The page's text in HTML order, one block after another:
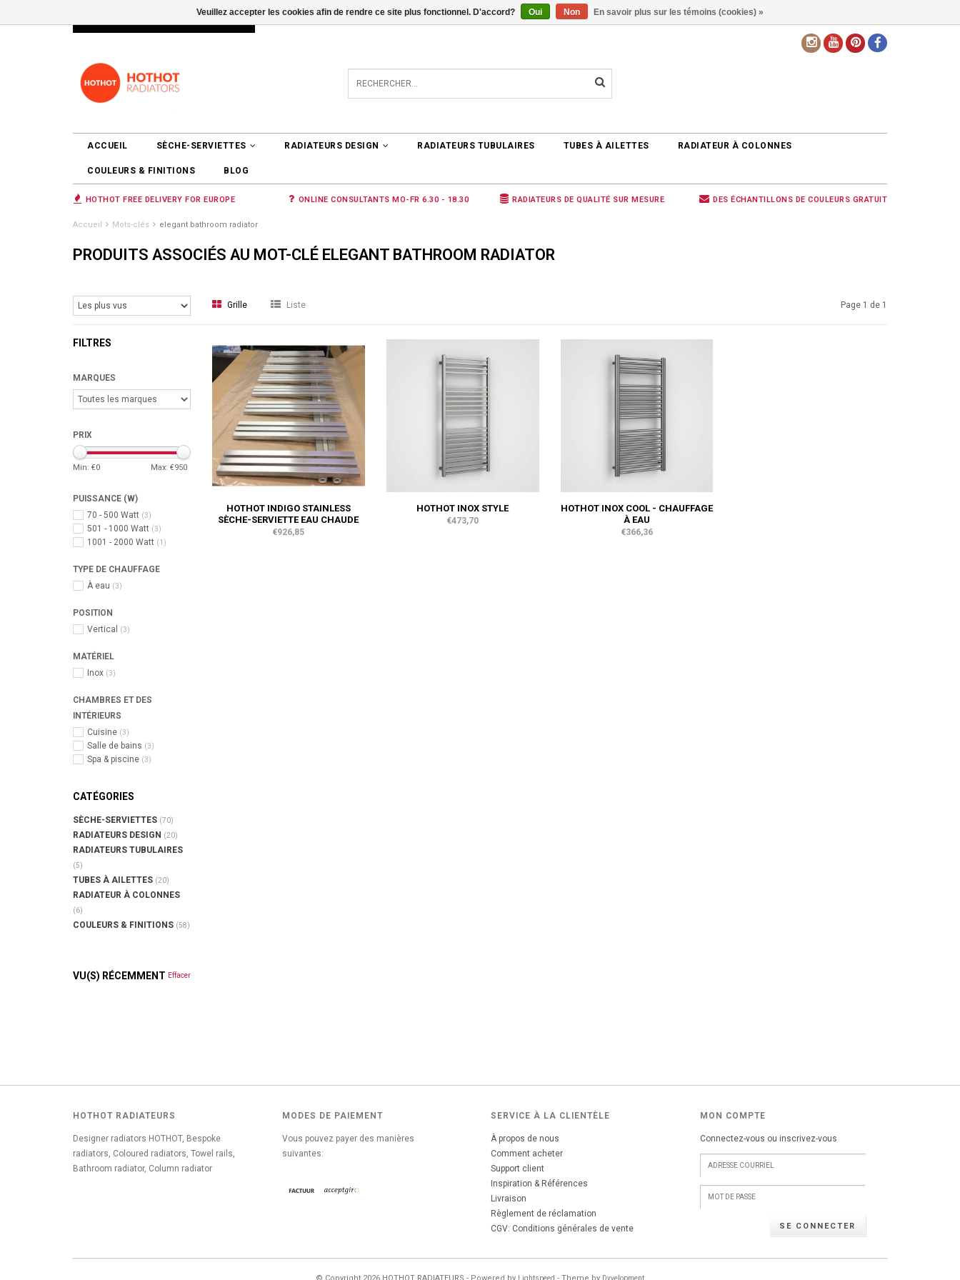
INFO@RADIATORS.SHOP SE CONNECTER 0 ARTICLES €0,00
ACCUEIL SÈCHE-SERVIETTES RADIATEURS DESIGN RADIATEURS TUBULAIRES TUBES À AILETTES RADIATEUR À COLONNES
COULEURS & FINITIONS BLOG
HOTHOT FREE DELIVERY FOR EUROPE ONLINE CONSULTANTS MO-FR 6.30 - 18.30 RADIATEURS DE QUALITÉ SUR MESURE DES ÉCHANTILLONS DE COULEURS GRATUIT
Accueil Mots-clés elegant bathroom radiator
PRODUITS ASSOCIÉS AU MOT-CLÉ ELEGANT BATHROOM RADIATOR
Grille Liste Page 1 de 1
FILTRES
MARQUES
PRIX
Min: €0 Max: €950
PUISSANCE (W)
70 - 500 Watt (3)
501 - 1000 Watt (3)
1001 - 2000 Watt (1)
TYPE DE CHAUFFAGE
À eau (3)
POSITION
Vertical
(3)
MATÉRIEL
Inox (3)
CHAMBRES ET DES
INTÉRIEURS
Cuisine (3)
Salle de bains (3)
Spa & piscine (3)
CATÉGORIES
SÈCHE-SERVIETTES (70)
RADIATEURS DESIGN (20)
RADIATEURS TUBULAIRES
(5)
TUBES À AILETTES (20)
RADIATEUR À COLONNES
(6)
COULEURS & FINITIONS (58)
VU(S) RÉCEMMENT Effacer
HOTHOT INDIGO STAINLESS
SÈCHE-SERVIETTE EAU CHAUDE
€926,85
HOTHOT INOX STYLE
€473,70
HOTHOT INOX COOL - CHAUFFAGE
À EAU
€366,36
HOTHOT RADIATEURS
Designer radiators HOTHOT, Bespoke
radiators, Coloured radiators, Towel rails,
Bathroom radiator, Column radiator
MODES DE PAIEMENT
Vous pouvez payer des manières
suivantes:
SERVICE À LA CLIENTÈLE
À propos de nous
Comment acheter
Support client
Inspiration & Références
Livraison
Règlement de réclamation
CGV: Conditions générales de vente
MON COMPTE
Connectez-vous ou inscrivez-vous
SE CONNECTER
Lightspeed Dyvelopment
Veuillez accepter les cookies afin de rendre ce site plus fonctionnel. D'accord? Oui Non En savoir plus sur les témoins (cookies) »